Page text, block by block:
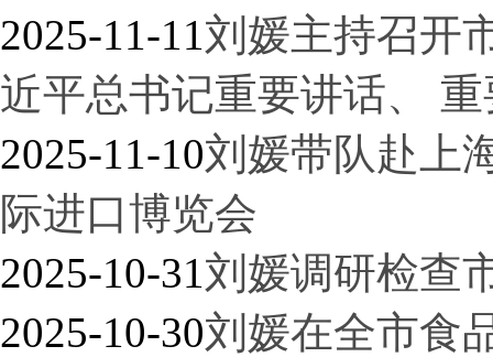
2025-11-11刘媛主持召开
近平总书记重要讲话、
2025-11-10刘媛带队赴上
际进口博览会
2025-10-31刘媛调研检查
2025-10-30刘媛在全市食